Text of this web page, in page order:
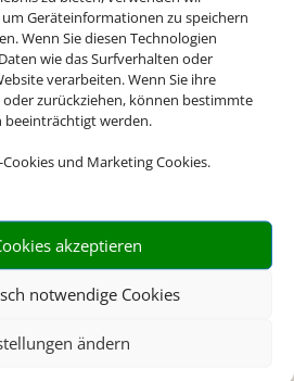
Geräteinformationen zu speichern
Wenn Sie diesen Technologien
wie das Surfverhalten oder
verarbeiten. Wenn Sie ihre
zurückziehen, können bestimmte
werden.
und Marketing Cookies.
akzeptieren
notwendige Cookies
ändern